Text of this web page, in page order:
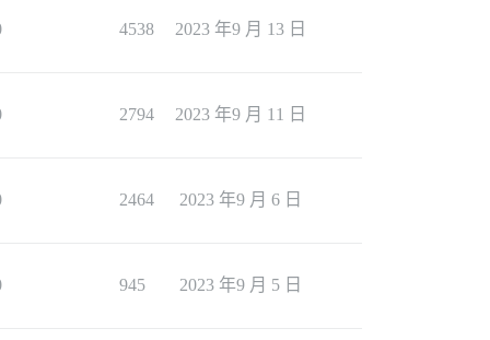
4538 2023 年9 月 13 日
2794 2023 年9 月 11 日
2464 2023 年9 月 6 日
945 2023 年9 月 5 日